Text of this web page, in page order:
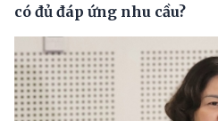
có đủ đáp ứng nhu cầu?